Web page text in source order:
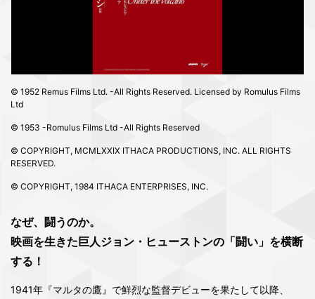
© 1952 Remus Films Ltd. -All Rights Reserved. Licensed by Romulus Films
Ltd
© 1953 -Romulus Films Ltd -All Rights Reserved
© COPYRIGHT, MCMLXXIX ITHACA PRODUCTIONS, INC. ALL RIGHTS
RESERVED.
© COPYRIGHT, 1984 ITHACA ENTERPRISES, INC.
なぜ、闘うのか。
映画を生きた巨人ジョン・ヒューストンの「闘い」を横断
する！
1941年『マルタの鷹』で鮮烈な監督デビューを果たして以降、